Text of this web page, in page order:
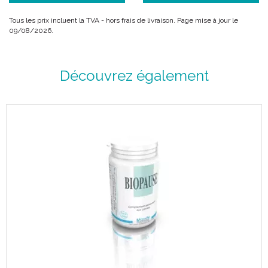
Tous les prix incluent la TVA - hors frais de livraison. Page mise à jour le
09/08/2026.
Découvrez également